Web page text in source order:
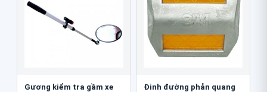
Gương kiểm tra gầm xe
Đinh đường phản quang